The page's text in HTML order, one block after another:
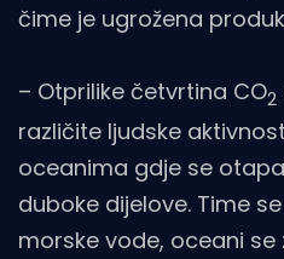
čime je ugrožena
– Otprilike četvrtina CO2
različite ljudske
oceanima gdje se
duboke dijelove. Time
morske vode, oceani se